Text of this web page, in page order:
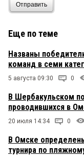
Отправить
Еще по теме
Названы
команд в семи
5 августа 09:30 0
В Шербакульском
проводившихся в
20 июля 14:34 0
В Омске
турнира по